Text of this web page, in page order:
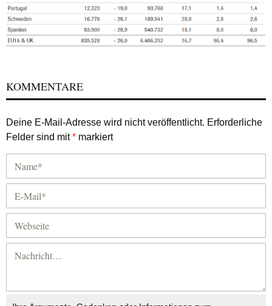
KOMMENTARE
Deine E-Mail-Adresse wird nicht veröffentlicht. Erforderliche
Felder sind mit* markiert